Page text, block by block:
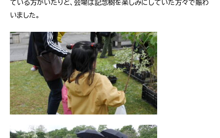
ている方がいたりと、会場は記念樹を楽しみにしていた方々で賑わ
いました。